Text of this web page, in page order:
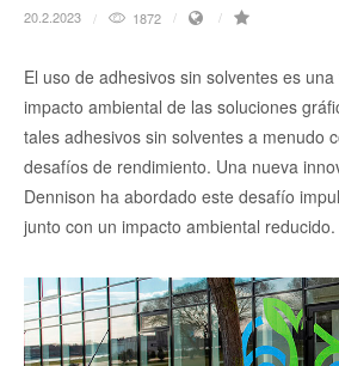
20.2.2023 1872
El uso de adhesivos sin solventes es
impacto ambiental de las soluciones
tales adhesivos sin solventes a menudo
desafíos de rendimiento. Una nueva
Dennison ha abordado este desafío
junto con un impacto ambiental reducido.